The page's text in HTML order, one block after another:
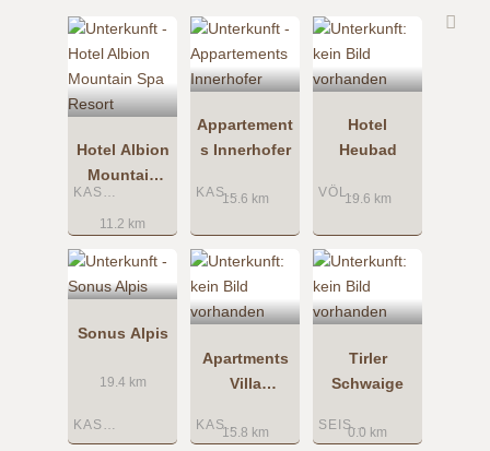
Hotel Albion
Mountain
Spa Resort
11.2 km
Appartement
s Innerhofer
KASTELRUTH
15.6 km
Hotel
Heubad
VÖLS AM SCHLERN
19.6 km
Sonus Alpis
KASTELRUTH
19.4 km
Apartments
Villa
KASTELRUTH
15.8 km
Tirler
Schwaige
SEISER ALM
0.0 km